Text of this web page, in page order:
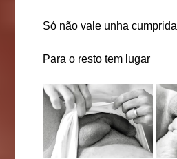
Só não vale unha cumprida
Para o resto tem lugar